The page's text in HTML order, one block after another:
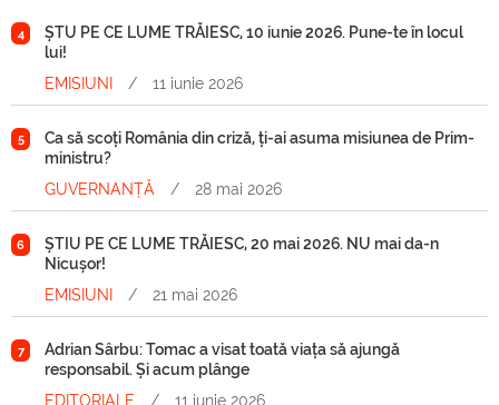
4
ȘTU PE CE LUME TRĂIESC, 10 iunie 2026. Pune-te în locul
lui!
EMISIUNI
/ 11 iunie 2026
5
Ca să scoți România din criză, ți-ai asuma misiunea de Prim-
ministru?
GUVERNANȚĂ
/ 28 mai 2026
6
ȘTIU PE CE LUME TRĂIESC, 20 mai 2026. NU mai da-n
Nicușor!
EMISIUNI
/ 21 mai 2026
7
Adrian Sârbu: Tomac a visat toată viața să ajungă
responsabil. Și acum plânge
EDITORIALE
/ 11 iunie 2026